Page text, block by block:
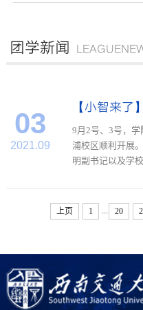
团学新闻
03
2021.09
​9月2号、3号，
浦校区顺利开展
明副书记以及学
院党委书记蒲云
上页 1 20